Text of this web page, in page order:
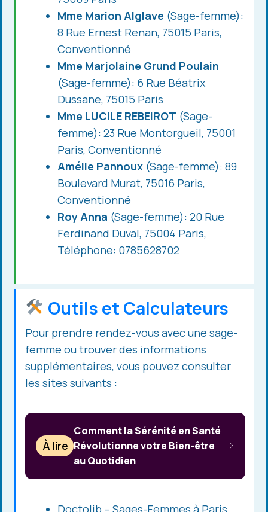
Mme Marion Alglave (Sage-femme):
8 Rue Ernest Renan, 75015 Paris,
Conventionné
Mme Marjolaine Grund Poulain
(Sage-femme): 6 Rue Béatrix
Dussane, 75015 Paris
Mme LUCILE REBEIROT (Sage-
femme): 23 Rue Montorgueil, 75001
Paris, Conventionné
Amélie Pannoux (Sage-femme): 89
Boulevard Murat, 75016 Paris,
Conventionné
Roy Anna (Sage-femme): 20 Rue
Ferdinand Duval, 75004 Paris,
Téléphone: 0785628702
Outils et Calculateurs
Pour prendre rendez-vous avec une sage-
femme ou trouver des informations
supplémentaires, vous pouvez consulter
les sites suivants :
À lire
Comment la Sérénité en Santé
Révolutionne votre Bien-être
au Quotidien
Doctolib – Sages-Femmes à Paris